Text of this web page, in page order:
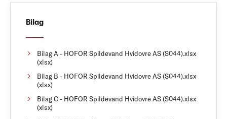
Bilag
Bilag A - HOFOR Spildevand Hvidovre AS (S044).xlsx
(xlsx)
Bilag B - HOFOR Spildevand Hvidovre AS (S044).xlsx
(xlsx)
Bilag C - HOFOR Spildevand Hvidovre AS (S044).xlsx
(xlsx)